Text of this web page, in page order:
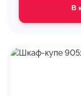
В